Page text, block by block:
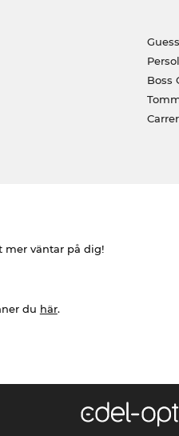
Boss
mer väntar på dig!
du här.